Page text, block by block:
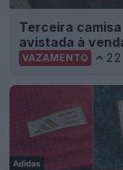
Terceira camisa
avistada à
VAZAMENTO 22